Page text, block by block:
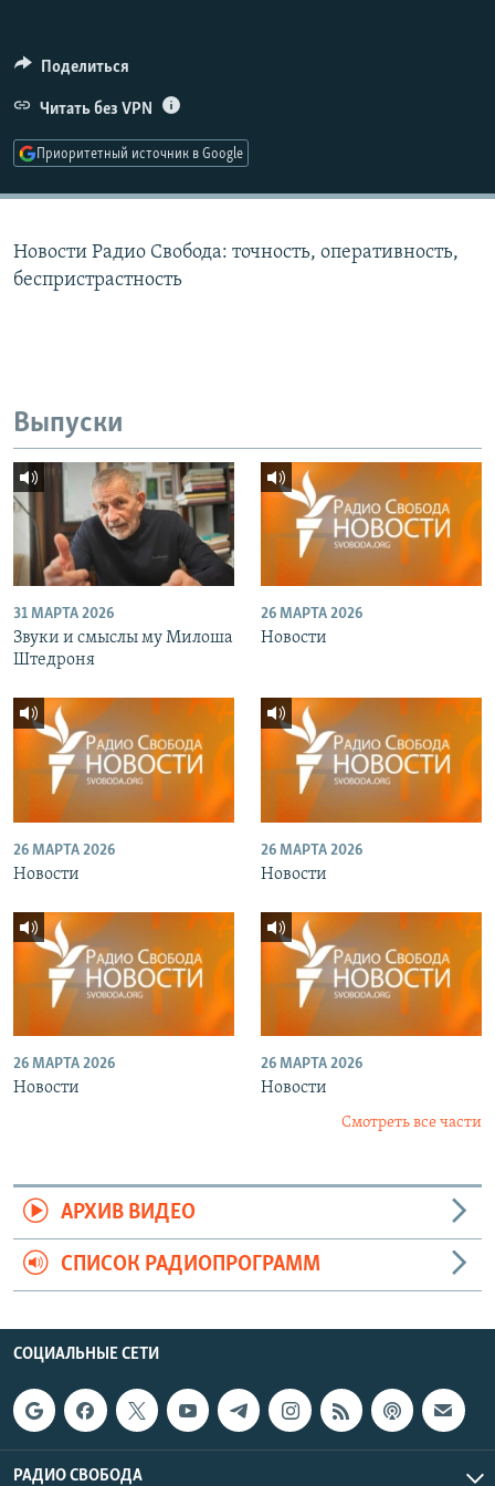
ПОДПИШИТЕСЬ НА РАССЫЛКУ
СОЦИАЛЬНЫЕ СЕТИ
Поделиться
Читать без VPN
Приоритетный источник в Google
Новости Радио Свобода: точность, оперативность,
беспристрастность
Выпуски
31 МАРТА 2026
Звуки и смыслы му Милоша
Штедроня
26 МАРТА 2026
Новости
26 МАРТА 2026
Новости
26 МАРТА 2026
Новости
26 МАРТА 2026
Новости
26 МАРТА 2026
Новости
Смотреть все части
АРХИВ ВИДЕО
СПИСОК РАДИОПРОГРАММ
СОЦИАЛЬНЫЕ СЕТИ
РАДИО СВОБОДА